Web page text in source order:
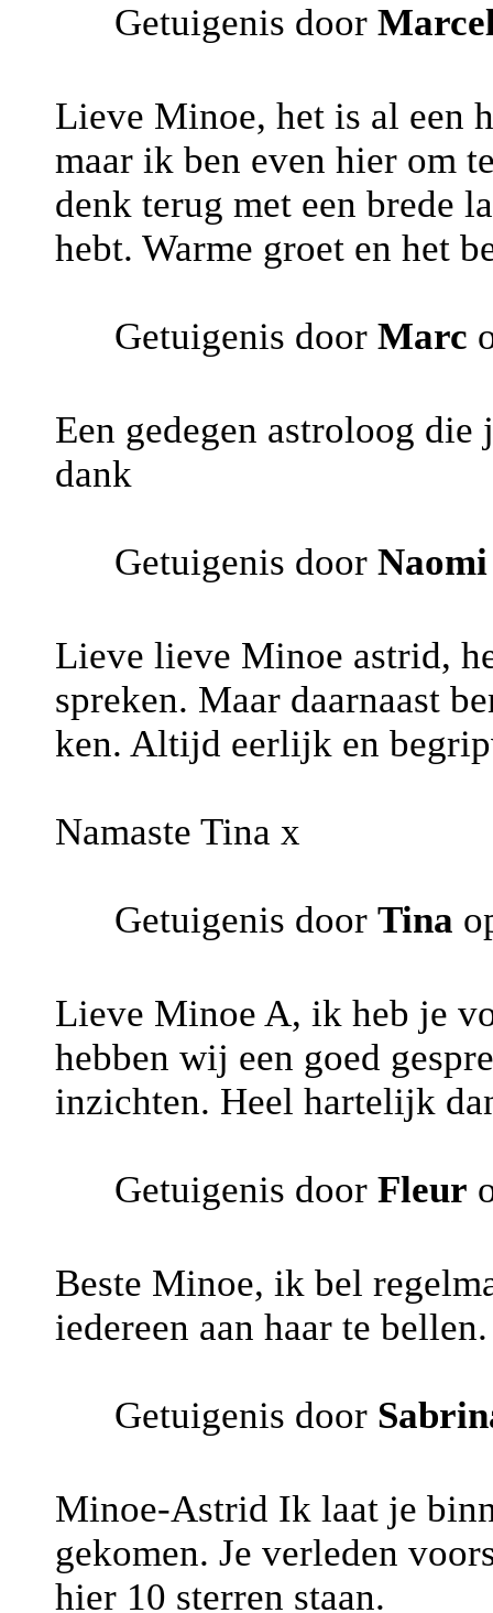
Getuigenis door
Lieve Minoe, het is al een
maar ik ben even hier om
denk terug met een brede
hebt. Warme groet en het
Getuigenis door Marc
Een gedegen astroloog
dank
Getuigenis door Naomi
Lieve lieve Minoe astrid,
spreken. Maar daarnaast
ken. Altijd eerlijk en
Namaste Tina x
Getuigenis door Tina
Lieve Minoe A, ik heb je
hebben wij een goed
inzichten. Heel hartelijk
Getuigenis door Fleur
Beste Minoe, ik bel
iedereen aan haar te
Getuigenis door
Minoe-Astrid Ik laat je
gekomen. Je verleden
hier 10 sterren staan.